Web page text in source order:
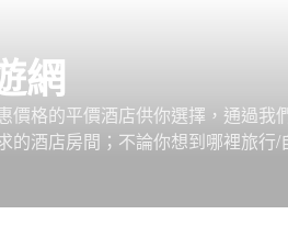
網
價格的平價酒店供你選擇，通過
的酒店房間；不論你想到哪裡旅行/